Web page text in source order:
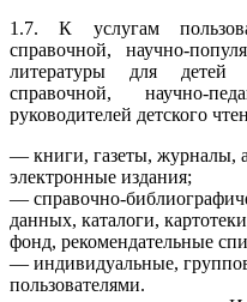
1.7. К услугам
справочной, научно-
литературы для детей
справочной, научно-
руководителей детского
— книги, газеты, журналы,
электронные издания;
— справочно-
данных, каталоги,
фонд, рекомендательные
— индивидуальные,
пользователями.